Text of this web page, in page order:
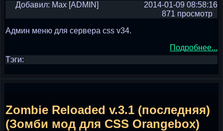
Добавил: Max [ADMIN]
2014-01-09 08:58:16
871 просмотр
Админ меню для сервера css v34.
Подробнее...
Тэги:
Zombie Reloaded v.3.1 (последняя)
(Зомби мод для CSS Orangebox)